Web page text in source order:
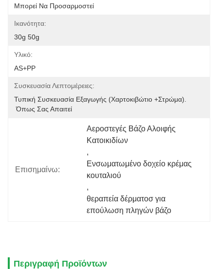
Μπορεί Να Προσαρμοστεί
Ικανότητα:
30g 50g
Υλικό:
AS+PP
Συσκευασία Λεπτομέρειες:
Τυπική Συσκευασία Εξαγωγής (χαρτοκιβώτιο +στρώμα).
Όπως Σας Απαιτεί
Επισημαίνω:
Αεροστεγές Βάζο Αλοιφής
Κατοικιδίων
,
Ενσωματωμένο δοχείο κρέμας
κουταλιού
,
θεραπεία δέρματοσ για
επούλωση πληγών βάζο
Περιγραφή Προϊόντων